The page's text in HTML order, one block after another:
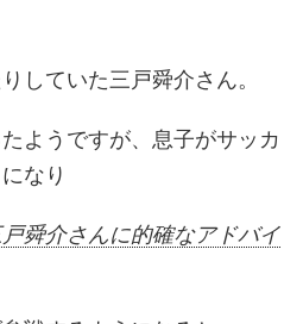
していた三戸舜介さん。
ようですが、息子がサッカ
なり
舜介さんに的確なアドバイ